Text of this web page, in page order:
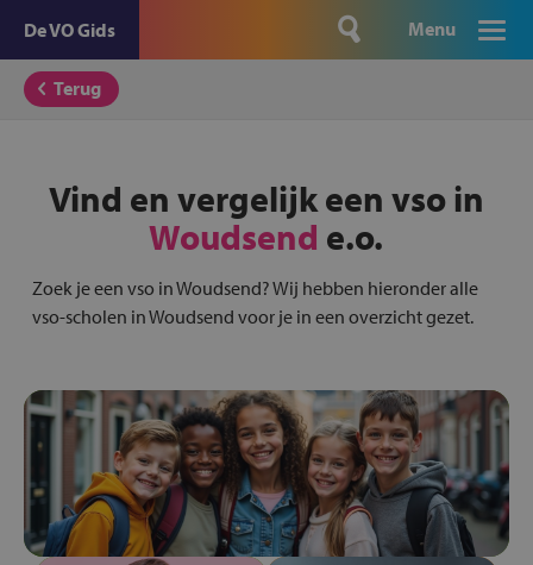
De VO Gids Menu
Terug
Vind en vergelijk een vso in
Woudsend e.o.
Zoek je een vso in Woudsend? Wij hebben hieronder alle
vso-scholen in Woudsend voor je in een overzicht gezet.